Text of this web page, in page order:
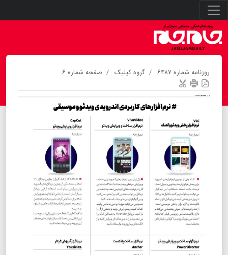
روزنامه شماره ۶۴۸۷ گروه کیلیک صفحه شماره ۶